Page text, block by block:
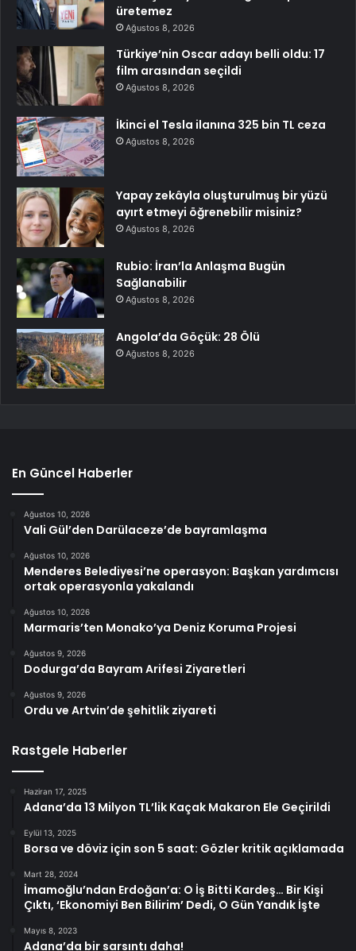
üretemez
Ağustos 8, 2026
Türkiye’nin Oscar adayı belli oldu: 17
film arasından seçildi
Ağustos 8, 2026
İkinci el Tesla ilanına 325 bin TL ceza
Ağustos 8, 2026
Yapay zekâyla oluşturulmuş bir yüzü
ayırt etmeyi öğrenebilir misiniz?
Ağustos 8, 2026
Rubio: İran’la Anlaşma Bugün
Sağlanabilir
Ağustos 8, 2026
Angola’da Göçük: 28 Ölü
Ağustos 8, 2026
En Güncel Haberler
Ağustos 10, 2026
Vali Gül’den Darülaceze’de bayramlaşma
Ağustos 10, 2026
Menderes Belediyesi’ne operasyon: Başkan yardımcısı
ortak operasyonla yakalandı
Ağustos 10, 2026
Marmaris’ten Monako’ya Deniz Koruma Projesi
Ağustos 9, 2026
Dodurga’da Bayram Arifesi Ziyaretleri
Ağustos 9, 2026
Ordu ve Artvin’de şehitlik ziyareti
Rastgele Haberler
Haziran 17, 2025
Adana’da 13 Milyon TL’lik Kaçak Makaron Ele Geçirildi
Eylül 13, 2025
Borsa ve döviz için son 5 saat: Gözler kritik açıklamada
Mart 28, 2024
İmamoğlu’ndan Erdoğan’a: O İş Bitti Kardeş… Bir Kişi
Çıktı, ‘Ekonomiyi Ben Bilirim’ Dedi, O Gün Yandık İşte
Mayıs 8, 2023
Adana’da bir sarsıntı daha!